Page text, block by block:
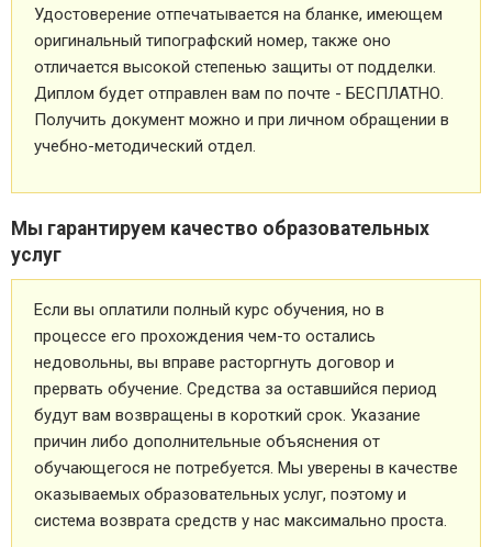
Удостоверение отпечатывается на бланке, имеющем
оригинальный типографский номер, также оно
отличается высокой степенью защиты от подделки.
Диплом будет отправлен вам по почте - БЕСПЛАТНО.
Получить документ можно и при личном обращении в
учебно-методический отдел.
Мы гарантируем качество образовательных
услуг
Если вы оплатили полный курс обучения, но в
процессе его прохождения чем-то остались
недовольны, вы вправе расторгнуть договор и
прервать обучение. Средства за оставшийся период
будут вам возвращены в короткий срок. Указание
причин либо дополнительные объяснения от
обучающегося не потребуется. Мы уверены в качестве
оказываемых образовательных услуг, поэтому и
система возврата средств у нас максимально проста.